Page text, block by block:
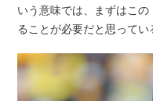
いう意味では、まずはこ
ることが必要だと思ってい